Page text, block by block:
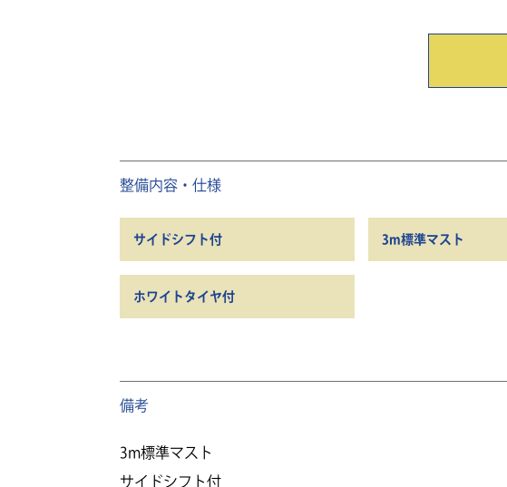
整備内容・仕様
サイドシフト付 3m標準マスト
ホワイトタイヤ付
備考
3m標準マスト
サイドシフト付